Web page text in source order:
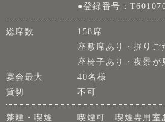
●登録番号：
総席数
158席
座敷席あり・掘りご
座椅子あり・夜景が
宴会最大
40名様
貸切
不可
禁煙・喫煙
喫煙可 喫煙専用室